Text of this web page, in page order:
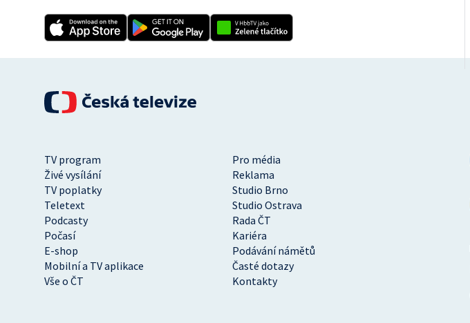
TV program
Pro média
Živé vysílání
Reklama
TV poplatky
Studio Brno
Teletext
Studio Ostrava
Podcasty
Rada ČT
Počasí
Kariéra
E-shop
Podávání námětů
Mobilní a TV aplikace
Časté dotazy
Vše o ČT
Kontakty